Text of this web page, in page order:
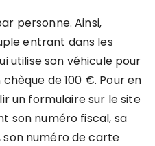
personne. Ainsi,
entrant dans les
utilise son véhicule pour
de 100 €. Pour en
un formulaire sur le site
son numéro fiscal, sa
son numéro de carte